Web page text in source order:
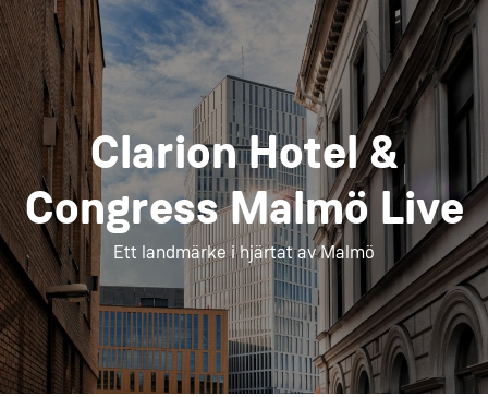
Clarion Hotel &
Congress Malmö Live
Ett landmärke i hjärtat av Malmö